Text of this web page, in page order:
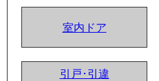
室内ドア
引戸･引違